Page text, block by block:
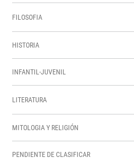
FILOSOFIA
HISTORIA
INFANTIL-JUVENIL
LITERATURA
MITOLOGIA Y RELIGIÓN
PENDIENTE DE CLASIFICAR